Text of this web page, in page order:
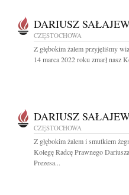
DARIUSZ
CZĘSTOCHOWA
Z głębokim żalem przyjęliśmy
14 marca 2022 roku zmarł nasz
DARIUSZ
CZĘSTOCHOWA
Z głębokim żalem i smutkiem
Kolegę Radcę Prawnego
Prezesa...